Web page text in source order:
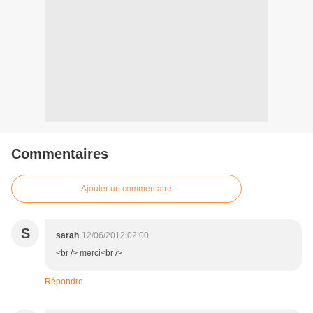
Commentaires
Ajouter un commentaire
S sarah 12/06/2012 02:00
<br /> merci<br />
Répondre